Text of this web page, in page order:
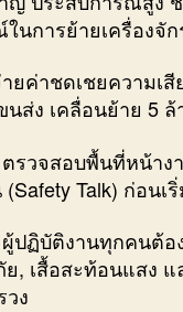
นการย้ายเครื่องจั
ยค่าชดเชยความเ
นส่ง เคลื่อนย้าย 5
รวจสอบพื้นที่หน้าง
Talk) ก่อนเ
ปฏิบัติงานทุกคนต้อ
ย, เสื้อสะท้อนแสง
ง